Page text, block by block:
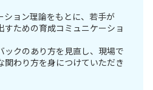
ション理論をもとに、若手が
すための育成コミュニケーショ
ックのあり方を見直し、現場で
わり方を身につけていただき